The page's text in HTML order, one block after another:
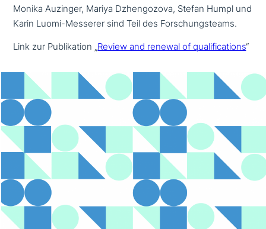
Monika Auzinger, Mariya Dzhengozova, Stefan Humpl und
Karin Luomi-Messerer sind Teil des Forschungsteams.
Link zur Publikation „Review and renewal of qua­li­fi­ca­ti­ons“